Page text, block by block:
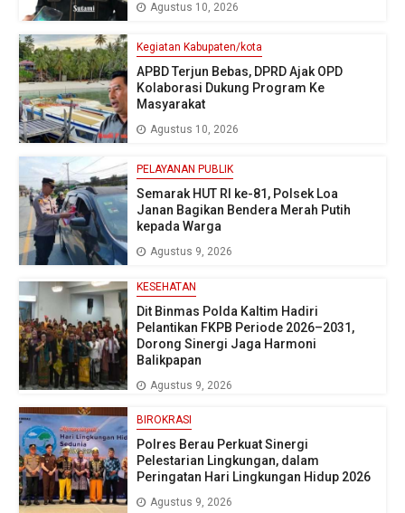
Agustus 10, 2026
Kegiatan Kabupaten/kota
APBD Terjun Bebas, DPRD Ajak OPD
Kolaborasi Dukung Program Ke
Masyarakat
Agustus 10, 2026
PELAYANAN PUBLIK
Semarak HUT RI ke-81, Polsek Loa
Janan Bagikan Bendera Merah Putih
kepada Warga
Agustus 9, 2026
KESEHATAN
Dit Binmas Polda Kaltim Hadiri
Pelantikan FKPB Periode 2026–2031,
Dorong Sinergi Jaga Harmoni
Balikpapan
Agustus 9, 2026
BIROKRASI
Polres Berau Perkuat Sinergi
Pelestarian Lingkungan, dalam
Peringatan Hari Lingkungan Hidup 2026
Agustus 9, 2026